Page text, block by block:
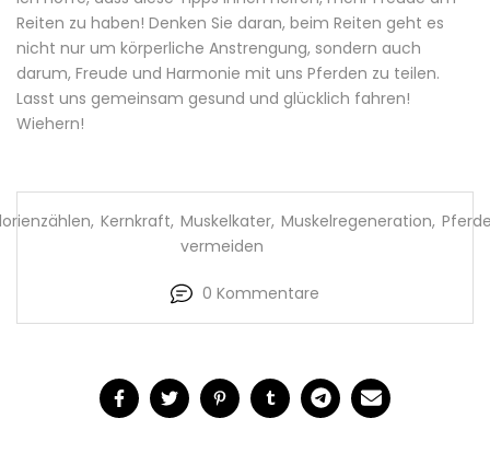
Reiten zu haben! Denken Sie daran, beim Reiten geht es
nicht nur um körperliche Anstrengung, sondern auch
darum, Freude und Harmonie mit uns Pferden zu teilen.
Lasst uns gemeinsam gesund und glücklich fahren!
Wiehern!
, Kernkraft, Muskelkater
vermeiden
, Muskelregeneration,
0 Kommentare